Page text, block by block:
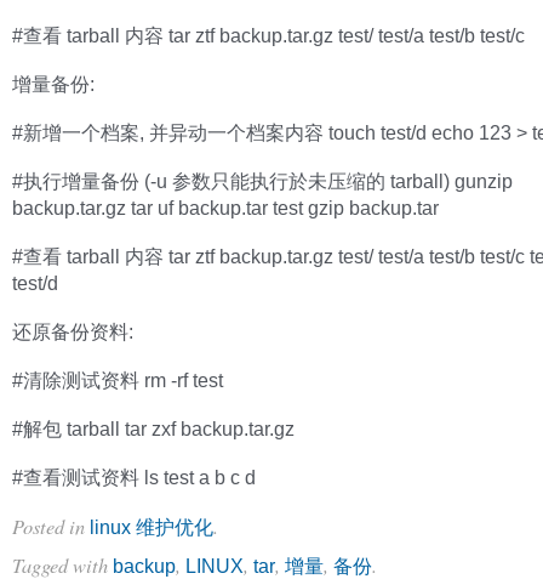
#查看 tarball 内容 tar ztf backup.tar.gz test/ test/a test/b test/c
增量备份:
#新增一个档案, 并异动一个档案内容 touch test/d echo 123 >
#执行增量备份 (-u 参数只能执行於未压缩的 tarball) gunzip
backup.tar.gz tar uf backup.tar test gzip backup.tar
#查看 tarball 内容 tar ztf backup.tar.gz test/ test/a test/b test/c
test/d
还原备份资料:
#清除测试资料 rm -rf test
#解包 tarball tar zxf backup.tar.gz
#查看测试资料 ls test a b c d
Posted in linux 维护优化.
Tagged with backup, LINUX, tar, 增量, 备份.